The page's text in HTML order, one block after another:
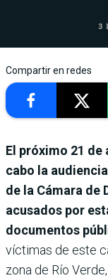
3
Compartir en redes
El próximo 21 de
cabo la
de la Cámara de
acusados por
documentos
víctimas de este
zona de Río